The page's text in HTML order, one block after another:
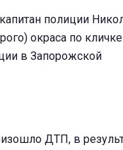
полиции
окраса по кличке
в Запорожской
ДТП, в